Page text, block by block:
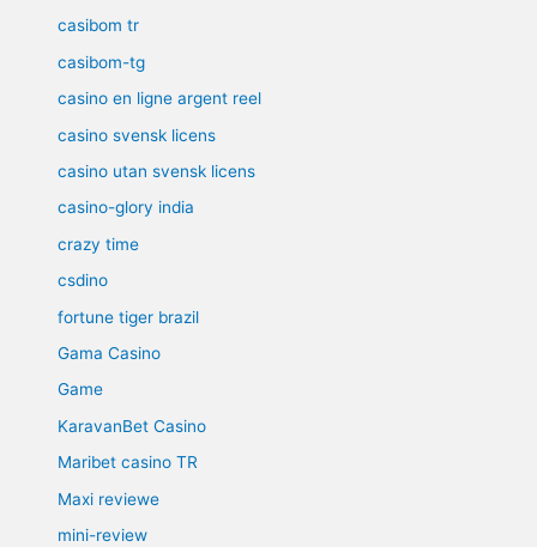
casibom tr
casibom-tg
casino en ligne argent reel
casino svensk licens
casino utan svensk licens
casino-glory india
crazy time
csdino
fortune tiger brazil
Gama Casino
Game
KaravanBet Casino
Maribet casino TR
Maxi reviewe
mini-review